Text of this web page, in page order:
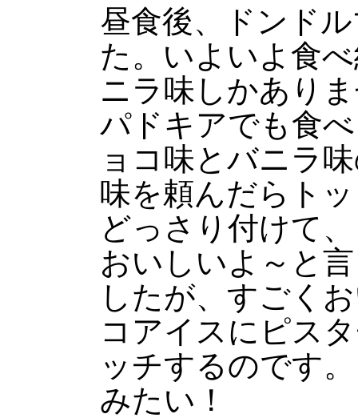
昼食後、ドンド
た。いよいよ食
ニラ味しかあり
パドキアでも食
ョコ味とバニラ
味を頼んだらト
どっさり付けて
おいしいよ～と
したが、すごく
コアイスにピス
ッチするのです
みたい！